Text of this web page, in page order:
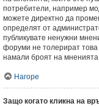
потребители, например
можете директно да
определят от
публикувате ненужни
форуми не толерират
намали броят на
Нагоре
Защо когато кликна на